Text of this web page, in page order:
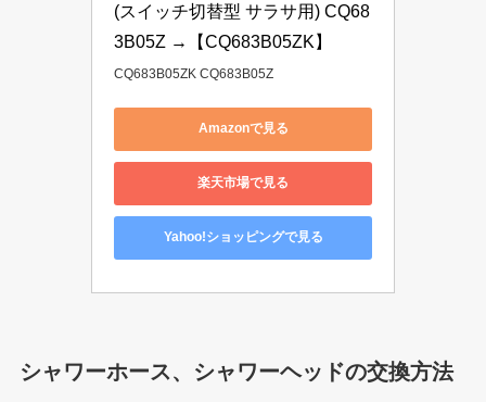
(スイッチ切替型 サラサ用) CQ68
3B05Z →【CQ683B05ZK】
CQ683B05ZK CQ683B05Z
Amazonで見る
楽天市場で見る
Yahoo!ショッピングで見る
シャワーホース、シャワーヘッドの交換方法